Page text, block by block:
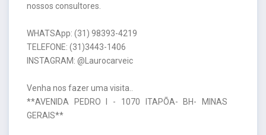
nossos consultores.
WHATSApp: (31) 98393-4219
TELEFONE: (31)3443-1406
INSTAGRAM: @Laurocarveic
Venha nos fazer uma visita..
**AVENIDA PEDRO I - 1070 ITAPÕA- BH- MINAS
GERAIS**